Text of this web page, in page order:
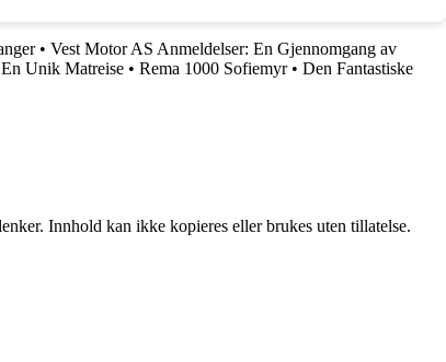
• Vest Motor AS Anmeldelser: En Gjennomgang av
Unik Matreise • Rema 1000 Sofiemyr• Den Fantastiske
Innhold kan ikke kopieres eller brukes uten tillatelse.